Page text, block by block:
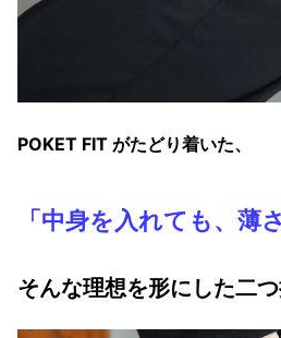
POKET FIT がたどり着いた、
「 中身を入れても、薄
そんな理想を形にした二つ